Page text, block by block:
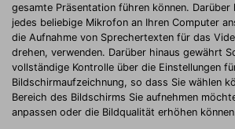
gesamte Präsentation führen können. Darüber
jedes beliebige Mikrofon an Ihren Computer
die Aufnahme von Sprechertexten für das
drehen, verwenden. Darüber hinaus gewährt
vollständige Kontrolle über die Einstellungen
Bildschirmaufzeichnung, so dass Sie wählen
Bereich des Bildschirms Sie aufnehmen
anpassen oder die Bildqualität erhöhen